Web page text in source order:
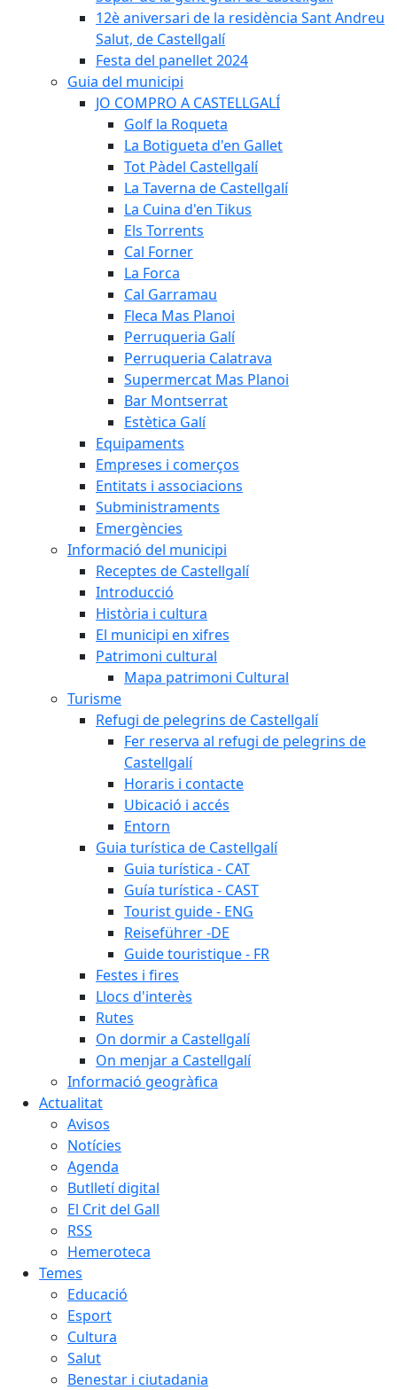
12è aniversari de la residència Sant Andreu
Salut, de Castellgalí
Festa del panellet 2024
Guia del municipi
JO COMPRO A CASTELLGALÍ
Golf la Roqueta
La Botigueta d'en Gallet
Tot Pàdel Castellgalí
La Taverna de Castellgalí
La Cuina d'en Tikus
Els Torrents
Cal Forner
La Forca
Cal Garramau
Fleca Mas Planoi
Perruqueria Galí
Perruqueria Calatrava
Supermercat Mas Planoi
Bar Montserrat
Estètica Galí
Equipaments
Empreses i comerços
Entitats i associacions
Subministraments
Emergències
Informació del municipi
Receptes de Castellgalí
Introducció
Història i cultura
El municipi en xifres
Patrimoni cultural
Mapa patrimoni Cultural
Turisme
Refugi de pelegrins de Castellgalí
Fer reserva al refugi de pelegrins de
Castellgalí
Horaris i contacte
Ubicació i accés
Entorn
Guia turística de Castellgalí
Guia turística - CAT
Guía turística - CAST
Tourist guide - ENG
Reiseführer -DE
Guide touristique - FR
Festes i fires
Llocs d'interès
Rutes
On dormir a Castellgalí
On menjar a Castellgalí
Informació geogràfica
Actualitat
Avisos
Notícies
Agenda
Butlletí digital
El Crit del Gall
RSS
Hemeroteca
Temes
Educació
Esport
Cultura
Salut
Benestar i ciutadania